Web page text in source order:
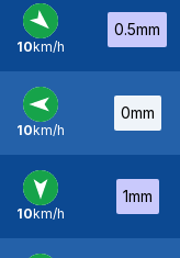
NO -
10km/h
0.5mm
E -
10km/h
0mm
N -
10km/h
1mm